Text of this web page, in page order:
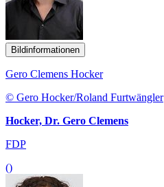
Bildinformationen
Gero Clemens Hocker
© Gero Hocker/Roland Furtwängler
Hocker, Dr. Gero Clemens
FDP
()